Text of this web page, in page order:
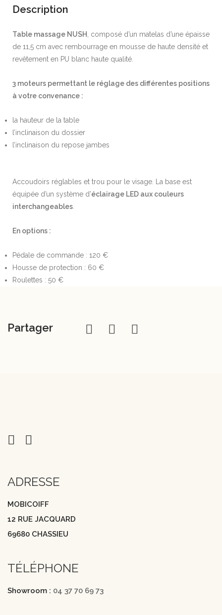
Description
Table massage NUSH
, composé d’un matelas d’une épaisse
de 11,5 cm avec rembourrage en mousse de haute densité et
revêtement en PU blanc haute qualité.
3 moteurs permettant le réglage des différentes positions
à votre convenance :
la hauteur de la table
l’inclinaison du dossier
l’inclinaison du repose jambes
Accoudoirs réglables et trou pour le visage. La base est
équipée d’un système d’éclairage LED aux couleurs
interchangeables
En options :
Pédale de commande : 120 €
Housse de protection : 60 €
Roulettes : 50 €
Partager
ADRESSE
MOBICOIFF
12 RUE JACQUARD
69680 CHASSIEU
TÉLÉPHONE
Showroom : 04 37 70 69 73